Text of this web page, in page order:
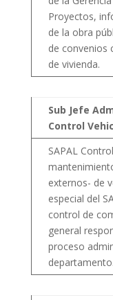
Proyectos,
de la obra
de convenios
de vivienda.
Sub Jefe
Control
SAPAL
externos- de
especial del
control de
general
proceso
departamento.